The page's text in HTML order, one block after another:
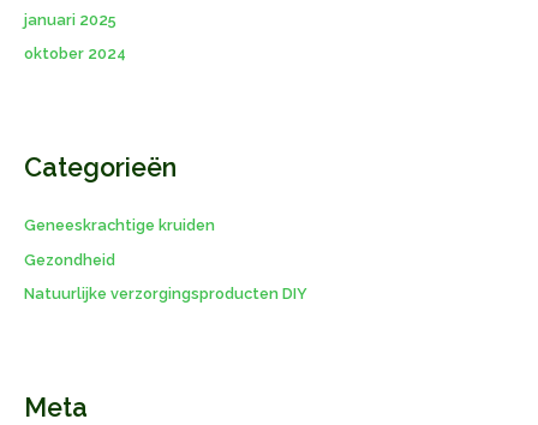
januari 2025
oktober 2024
Categorieën
Geneeskrachtige kruiden
Gezondheid
Natuurlijke verzorgingsproducten DIY
Meta